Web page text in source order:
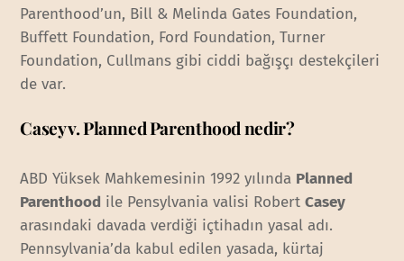
Parenthood’un, Bill & Melinda Gates Foundation,
Buffett Foundation, Ford Foundation, Turner
Foundation, Cullmans gibi ciddi bağışçı destekçileri
de var.
Casey v. Planned Parenthood nedir?
ABD Yüksek Mahkemesinin 1992 yılında Planned
Parenthood ile Pensylvania valisi RobertCasey
arasındaki davada verdiği içtihadın yasal adı.
Pennsylvania’da kabul edilen yasada, kürtaj